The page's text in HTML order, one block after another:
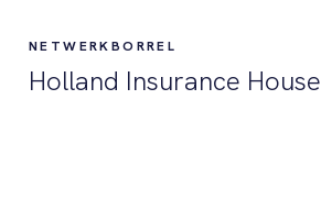
NETWERKBORREL
Holland Insurance House